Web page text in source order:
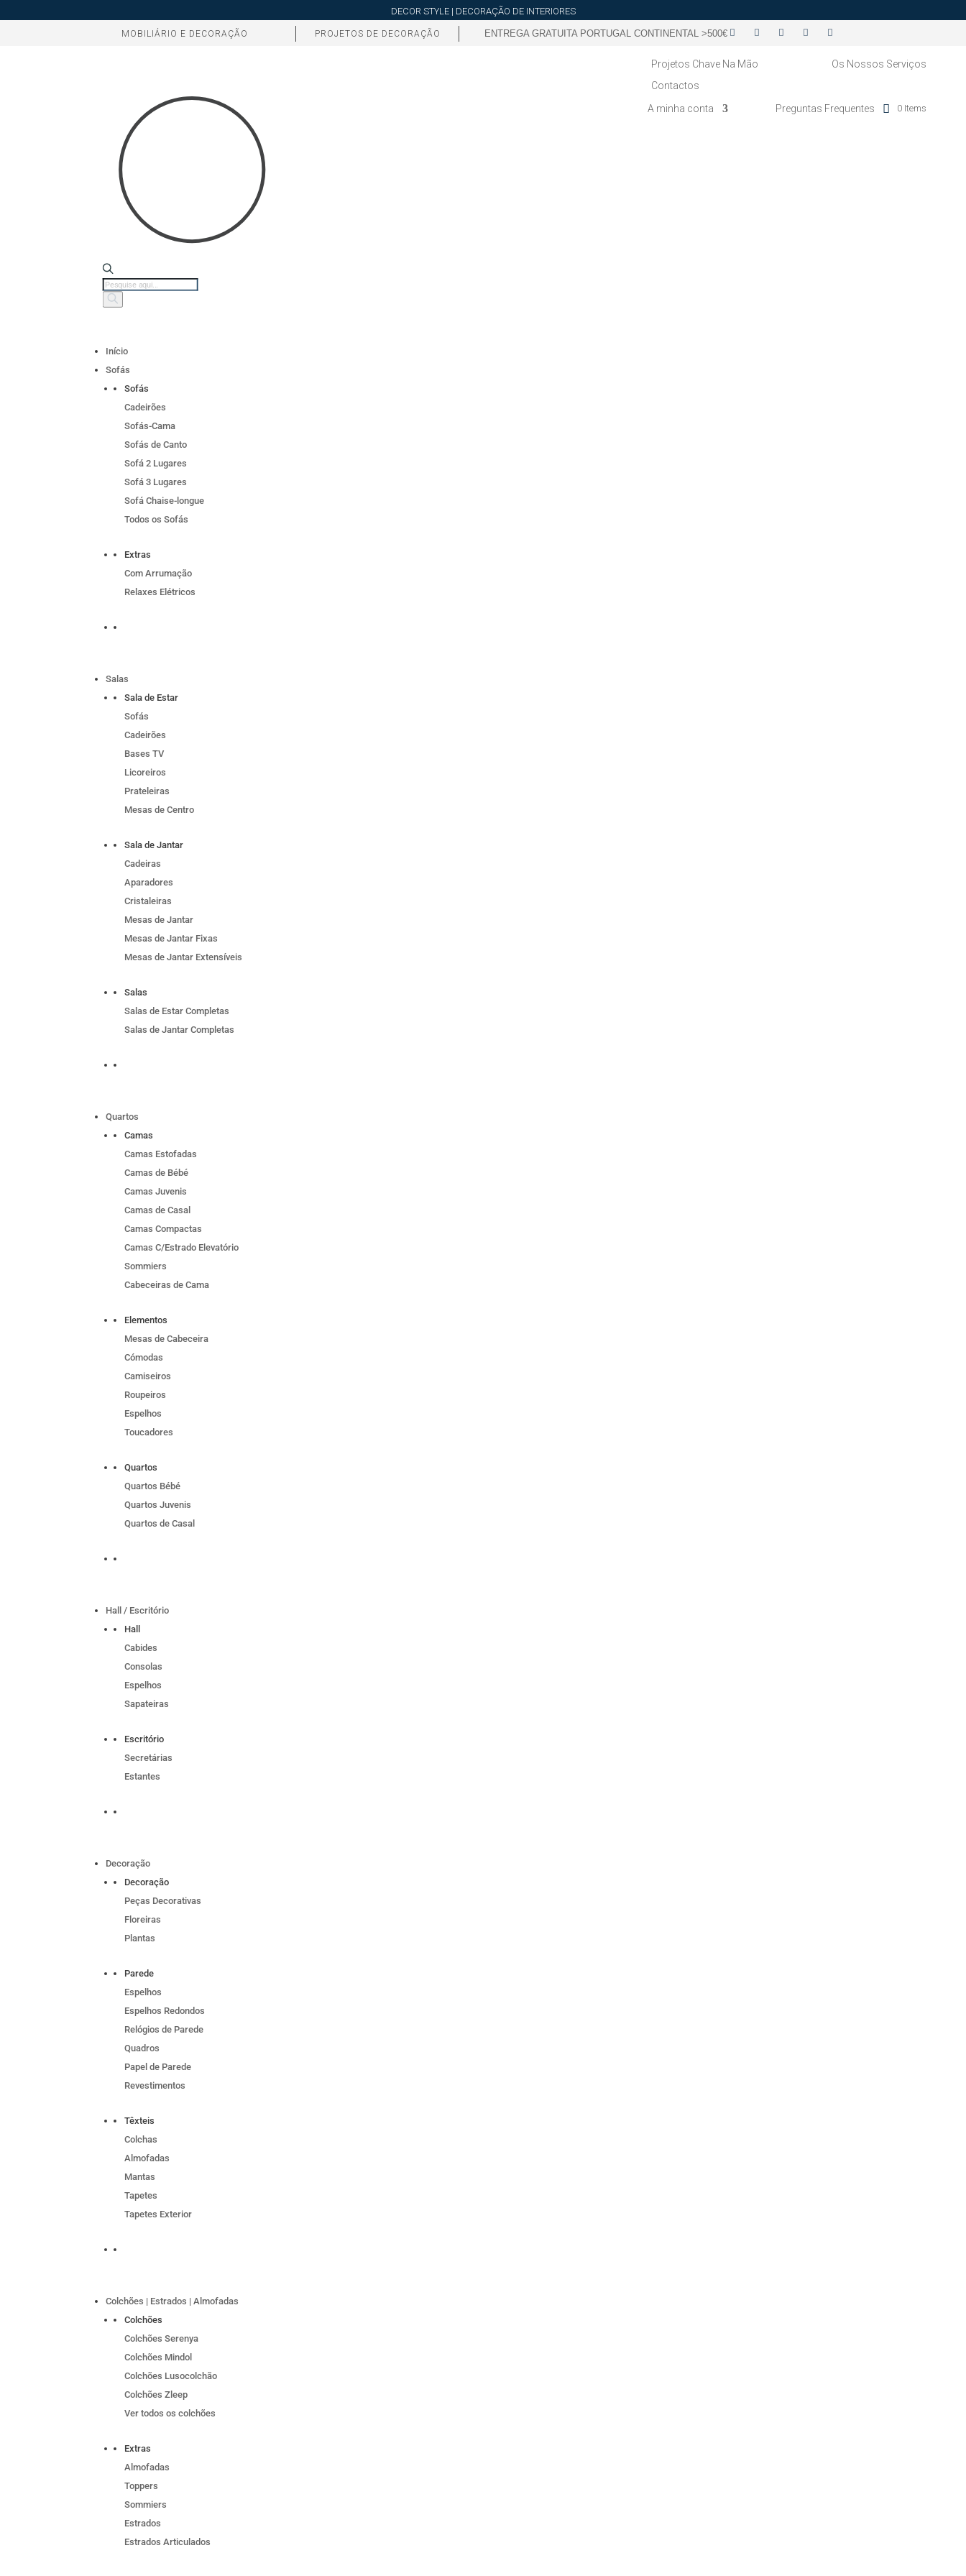
DECOR STYLE | DECORAÇÃO DE INTERIORES
MOBILIÁRIO E DECORAÇÃO PROJETOS DE DECORAÇÃO ENTREGA GRATUITA PORTUGAL CONTINENTAL >500€
Products
search
Projetos Chave Na Mão
Os Nossos Serviços
Contactos
A minha conta
Preguntas Frequentes 0 Items
Início
Sofás
Sofás
Cadeirões
Sofás-Cama
Sofás de Canto
Sofá 2 Lugares
Sofá 3 Lugares
Sofá Chaise-longue
Todos os Sofás
Extras
Com Arrumação
Relaxes Elétricos
Salas
Sala de Estar
Sofás
Cadeirões
Bases TV
Licoreiros
Prateleiras
Mesas de Centro
Sala de Jantar
Cadeiras
Aparadores
Cristaleiras
Mesas de Jantar
Mesas de Jantar Fixas
Mesas de Jantar Extensíveis
Salas
Salas de Estar Completas
Salas de Jantar Completas
Quartos
Camas
Camas Estofadas
Camas de Bébé
Camas Juvenis
Camas de Casal
Camas Compactas
Camas C/Estrado Elevatório
Sommiers
Cabeceiras de Cama
Elementos
Mesas de Cabeceira
Cómodas
Camiseiros
Roupeiros
Espelhos
Toucadores
Quartos
Quartos Bébé
Quartos Juvenis
Quartos de Casal
Hall / Escritório
Hall
Cabides
Consolas
Espelhos
Sapateiras
Escritório
Secretárias
Estantes
Decoração
Decoração
Peças Decorativas
Floreiras
Plantas
Parede
Espelhos
Espelhos Redondos
Relógios de Parede
Quadros
Papel de Parede
Revestimentos
Têxteis
Colchas
Almofadas
Mantas
Tapetes
Tapetes Exterior
Colchões | Estrados | Almofadas
Colchões
Colchões Serenya
Colchões Mindol
Colchões Lusocolchão
Colchões Zleep
Ver todos os colchões
Extras
Almofadas
Toppers
Sommiers
Estrados
Estrados Articulados